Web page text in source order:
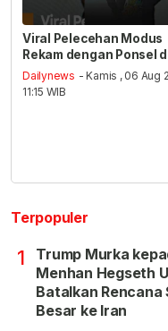
Viral Pelecehan Modus
Rekam dengan Ponsel
Dailynews - Kamis , 06 Aug
11:15 WIB
Terpopuler
1
Trump Murka
Menhan Hegseth
Batalkan Rencana
Besar ke Iran